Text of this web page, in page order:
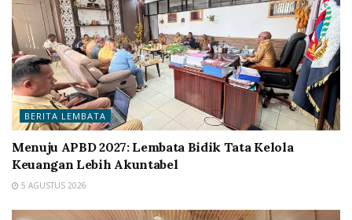
BERITA LEMBATA
Menuju APBD 2027: Lembata Bidik Tata Kelola
Keuangan Lebih Akuntabel
5 AGUSTUS 2026